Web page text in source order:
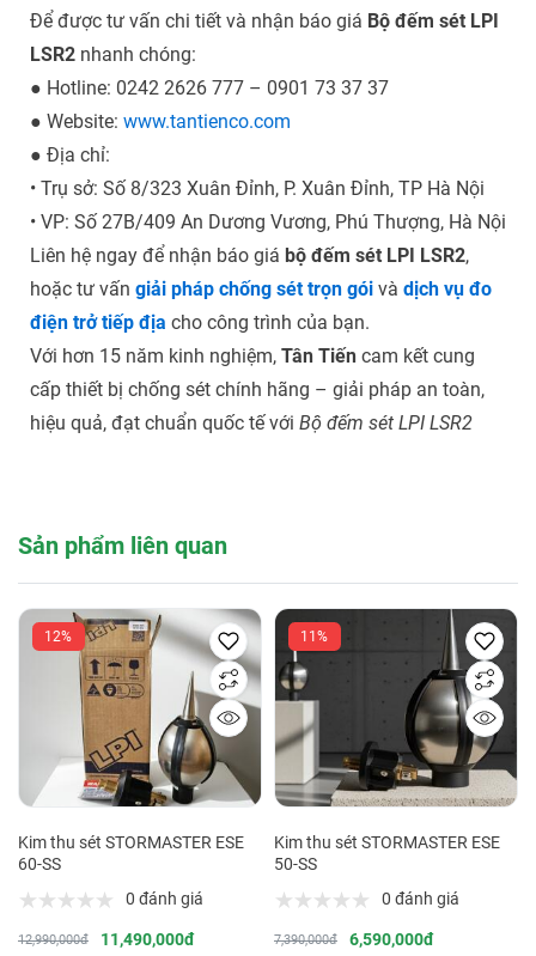
Để được tư vấn chi tiết và nhận báo giá Bộ đếm sét LPI
LSR2nhanh chóng:
● Hotline: 0242 2626 777 – 0901 73 37 37
● Website: www.tantienco.com
● Địa chỉ:
• Trụ sở: Số 8/323 Xuân Đỉnh, P. Xuân Đỉnh, TP Hà Nội
• VP: Số 27B/409 An Dương Vương, Phú Thượng, Hà Nội
Liên hệ ngay để nhận báo giá bộ đếm sét LPI LSR2,
hoặc tư vấn giải pháp chống sét trọn góivà dịch vụ đo
điện trở tiếp địa cho công trình của bạn.
Với hơn 15 năm kinh nghiệm, Tân Tiếncam kết cung
cấp thiết bị chống sét chính hãng – giải pháp an toàn,
hiệu quả, đạt chuẩn quốc tế với Bộ đếm sét LPI LSR2
Sản phẩm liên quan
12%
Kim thu sét STORMASTER ESE
60-SS
0 đánh giá
12,990,000đ 11,490,000đ
11%
Kim thu sét STORMASTER ESE
50-SS
0 đánh giá
7,390,000đ 6,590,000đ